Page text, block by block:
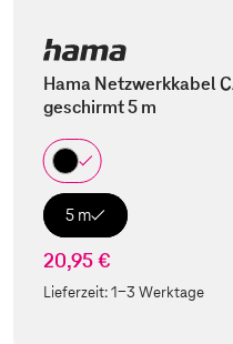
Hama Netzwerkkabel
geschirmt 5 m
5 m
20,95 €
Lieferzeit:1-3 Werktage